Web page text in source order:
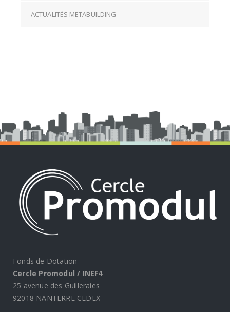
ACTUALITÉS METABUILDING
Fonds de Dotation
Cercle Promodul / INEF4
25 avenue des Guilleraies
92018 NANTERRE CEDEX